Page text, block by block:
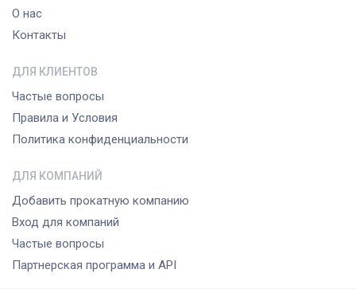
О нас
Контакты
ДЛЯ КЛИЕНТОВ
Частые вопросы
Правила и Условия
Политика конфиденциальности
ДЛЯ КОМПАНИЙ
Добавить прокатную компанию
Вход для компаний
Частые вопросы
Партнерская программа и API